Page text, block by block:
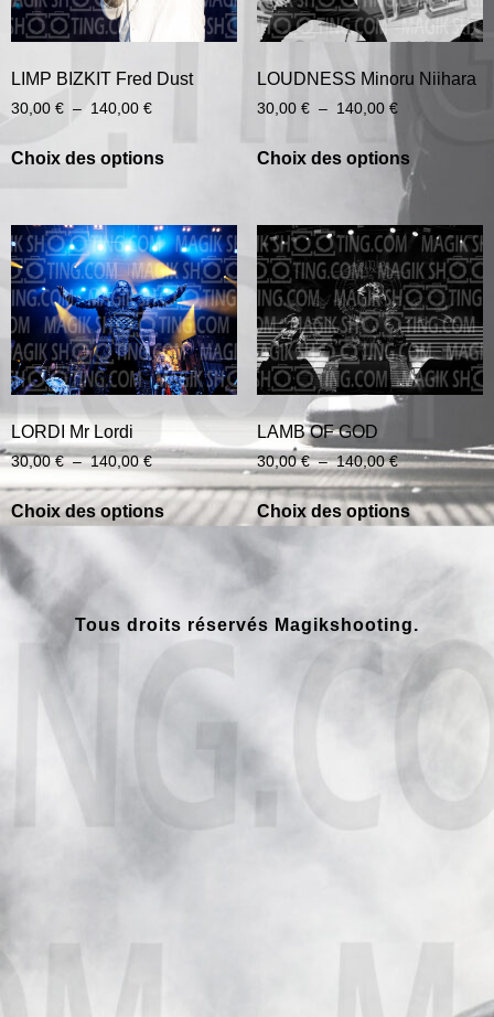
LIMP BIZKIT Fred Dust
30,00 € – 140,00 €
Choix des options
LOUDNESS Minoru Niihara
30,00 € – 140,00 €
Choix des options
LORDI Mr Lordi
30,00€ – 140,00€
Choix des options
LAMB OF GOD
30,00€ – 140,00€
Choix des options
Tous droits réservés Magikshooting.